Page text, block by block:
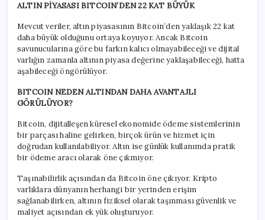
ALTIN PİYASASI BITCOIN’DEN 22 KAT BÜYÜK
Mevcut veriler, altın piyasasının Bitcoin’den yaklaşık 22 kat
daha büyük olduğunu ortaya koyuyor. Ancak Bitcoin
savunucularına göre bu farkın kalıcı olmayabileceği ve dijital
varlığın zamanla altının piyasa değerine yaklaşabileceği, hatta
aşabileceği öngörülüyor.
BITCOIN NEDEN ALTINDAN DAHA AVANTAJLI
GÖRÜLÜYOR?
Bitcoin, dijitalleşen küresel ekonomide ödeme sistemlerinin
bir parçası haline gelirken, birçok ürün ve hizmet için
doğrudan kullanılabiliyor. Altın ise günlük kullanımda pratik
bir ödeme aracı olarak öne çıkmıyor.
Taşınabilirlik açısından da Bitcoin öne çıkıyor. Kripto
varlıklara dünyanın herhangi bir yerinden erişim
sağlanabilirken, altının fiziksel olarak taşınması güvenlik ve
maliyet açısından ek yük oluşturuyor.